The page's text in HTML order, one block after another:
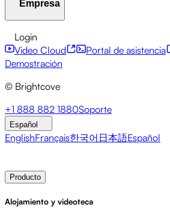
API para desarrolladores
Servicios financieros
Emisoras
Brightcove Academy
Empresa
Acerca de Brightcove
Sala de prensa Newsletter
Login
Video Cloud
Portal de asistencia
Demostración
© Brightcove
+1 888 882 1880Soporte
Español
EnglishFrançais한국어 日本語Español
Producto
Alojamiento y videoteca